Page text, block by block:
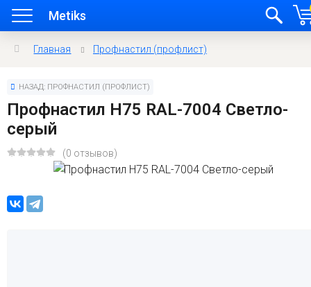
Metiks
Главная Профнастил (профлист)
НАЗАД: ПРОФНАСТИЛ (ПРОФЛИСТ)
Профнастил H75 RAL-7004 Светло-
серый
(0 отзывов)